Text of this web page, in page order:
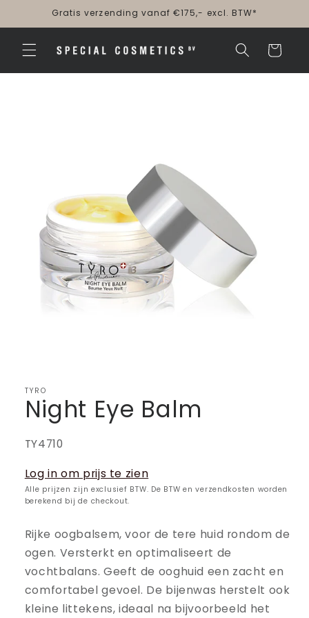
naar de
content
Gratis verzending vanaf €175,- excl. BTW*
Winkelwagen
TYRO
Night Eye Balm
SKU:
TY4710
Log in om prijs te zien
Alle prijzen zijn exclusief BTW. De BTW en verzendkosten worden
berekend bij de checkout.
Rijke oogbalsem, voor de tere huid rondom de
ogen. Versterkt en optimaliseert de
vochtbalans. Geeft de ooghuid een zacht en
comfortabel gevoel. De bijenwas herstelt ook
kleine littekens, ideaal na bijvoorbeeld het